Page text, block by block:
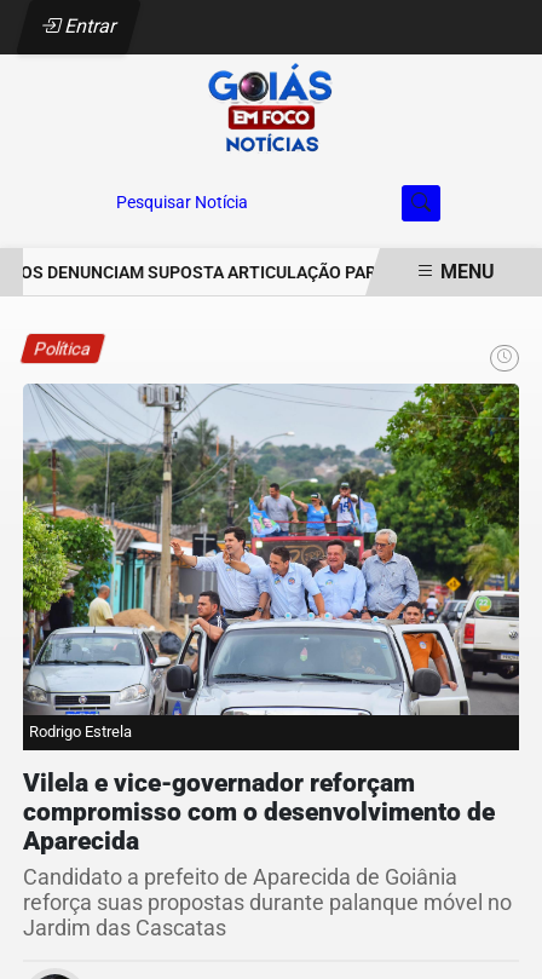
Entrar
Pesquisar Notícia
DENUNCIAM SUPOSTA ARTICULAÇÃO PARA INVASÕES DE
MENU
Política
Rodrigo Estrela
Vilela e vice-governador reforçam
compromisso com o desenvolvimento de
Aparecida
Candidato a prefeito de Aparecida de Goiânia
reforça suas propostas durante palanque móvel no
Jardim das Cascatas